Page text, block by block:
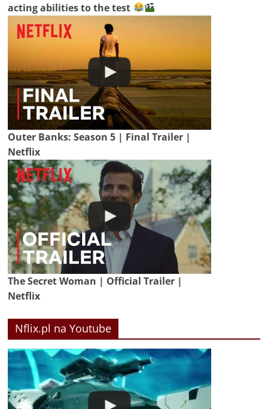
acting abilities to the test
Outer Banks: Season 5 | Final Trailer |
Netflix
The Secret Woman | Official Trailer |
Netflix
Nflix.pl na Youtube